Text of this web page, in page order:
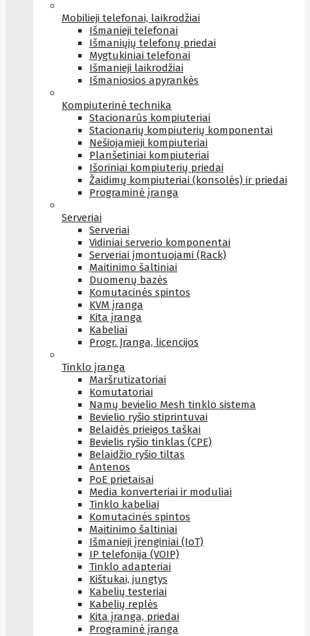
Mobilieji telefonai, laikrodžiai
Išmanieji telefonai
Išmaniųjų telefonų priedai
Mygtukiniai telefonai
Išmanieji laikrodžiai
Išmaniosios apyrankės
Kompiuterinė technika
Stacionarūs kompiuteriai
Stacionarių kompiuterių komponentai
Nešiojamieji kompiuteriai
Planšetiniai kompiuteriai
Išoriniai kompiuterių priedai
Žaidimų kompiuteriai (konsolės) ir priedai
Programinė įranga
Serveriai
Serveriai
Vidiniai serverio komponentai
Serveriai įmontuojami (Rack)
Maitinimo šaltiniai
Duomenų bazės
Komutacinės spintos
KVM įranga
Kita įranga
Kabeliai
Progr. Įranga, licencijos
Tinklo įranga
Maršrutizatoriai
Komutatoriai
Namų bevielio Mesh tinklo sistema
Bevielio ryšio stiprintuvai
Belaidės prieigos taškai
Bevielis ryšio tinklas (CPE)
Belaidžio ryšio tiltas
Antenos
PoE prietaisai
Media konverteriai ir moduliai
Tinklo kabeliai
Komutacinės spintos
Maitinimo šaltiniai
Išmanieji įrenginiai (IoT)
IP telefonija (VOIP)
Tinklo adapteriai
Kištukai, jungtys
Kabelių testeriai
Kabelių replės
Kita įranga, priedai
Programinė įranga